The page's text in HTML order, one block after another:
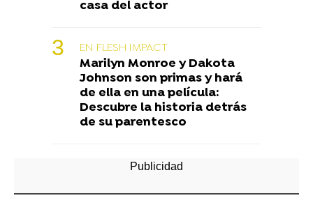
casa del actor
EN FLESH IMPACT
Marilyn Monroe y Dakota
Johnson son primas y hará
de ella en una película:
Descubre la historia detrás
de su parentesco